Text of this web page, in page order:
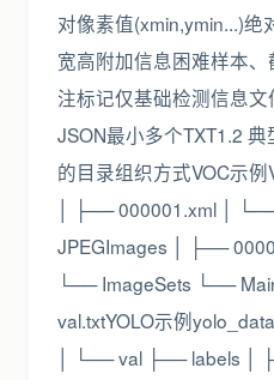
对像素值(xmin,ymin...)
宽高附加信息困难样本
注标记仅基础检测信息
JSON最小多个TXT1.2
的目录组织方式VOC示
│ ├── 000001.xml │
JPEGImages │ ├──
└── ImageSets └──
val.txtYOLO示例
│ └── val ├── labels